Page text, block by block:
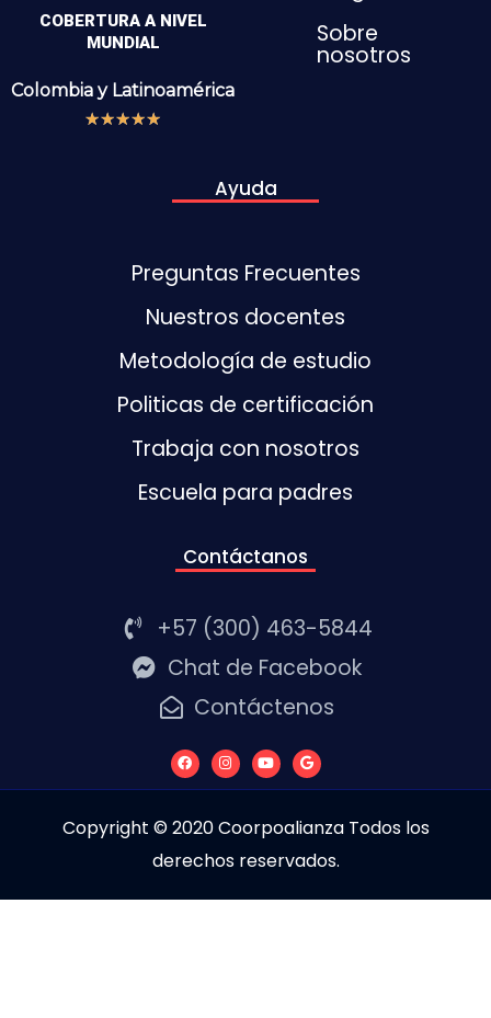
COBERTURA A NIVEL
MUNDIAL
Colombia y Latinoamérica
★★★★★
Sobre
nosotros
Ayuda
Preguntas Frecuentes
Nuestros docentes
Metodología de estudio
Politicas de certificación
Trabaja con nosotros
Escuela para padres
Contáctanos
+57 (300) 463-5844
Chat de Facebook
Contáctenos
Copyright © 2020 Coorpoalianza Todos los
derechos reservados.